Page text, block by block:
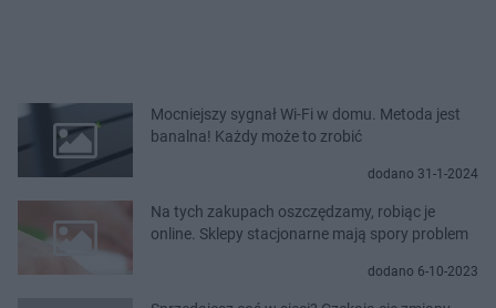
Mocniejszy sygnał Wi-Fi w domu. Metoda jest
banalna! Każdy może to zrobić
dodano 31-1-2024
Na tych zakupach oszczędzamy, robiąc je
online. Sklepy stacjonarne mają spory problem
dodano 6-10-2023